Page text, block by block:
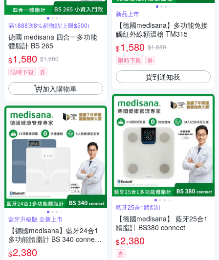
滿1888送8%超贈點(上限$500)
德國 medisana 四合一多功能
體脂計 BS 265
$1,580 $1,680
限時下殺
券
加入購物車
藍牙升級版 全新上市
【德國medisana】藍牙24合1
多功能體脂計 BS 340 connect
(兩色任選)
$2,380
新品上市
【德國medisana】多功能免接
觸紅外線額溫槍 TM315
$1,580 $1,680
限時下殺
券
貨到通知我
藍牙25合1體脂計
【德國medisana】 藍牙25合1
體脂計 BS380 connect
$2,380
券